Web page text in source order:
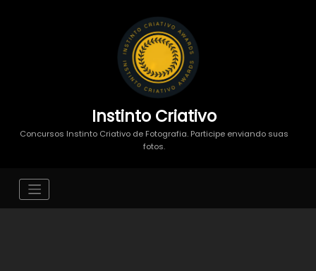
Instinto Criativo
Concursos Instinto Criativo de Fotografia. Participe enviando suas
fotos.